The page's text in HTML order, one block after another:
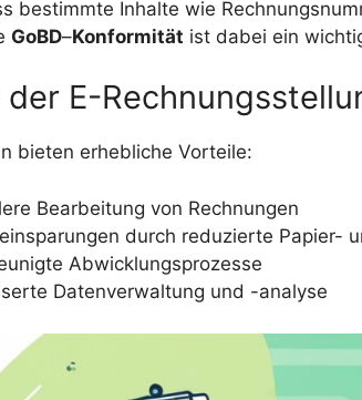
bestimmte Inhalte wie
GoBD–Konformität ist dabei ein
E-
bieten erhebliche Vorteile:
Bearbeitung von Rechnungen
durch reduzierte Papier-
Abwicklungsprozesse
Datenverwaltung und -analyse